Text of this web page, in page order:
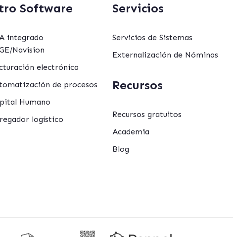
Software
integrado
Navision
electrónica
de procesos
Humano
logístico
Servicios
Servicios de Sistemas
Externalización de Nóminas
Recursos
Recursos gratuitos
Academia
Blog